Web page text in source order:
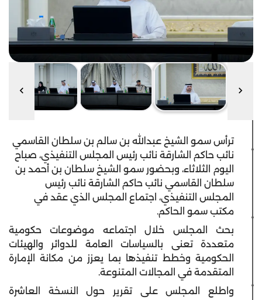
ترأس سمو الشيخ عبدالله بن سالم بن سلطان القاسمي
نائب حاكم الشارقة نائب رئيس المجلس التنفيذي، صباح
اليوم الثلاثاء، وبحضور سمو الشيخ سلطان بن أحمد بن
سلطان القاسمي نائب حاكم الشارقة نائب رئيس
المجلس التنفيذي، اجتماع المجلس الذي عقد في
مكتب سمو الحاكم.
بحث المجلس خلال اجتماعه موضوعات حكومية
متعددة تعنى بالسياسات العامة للدوائر والهيئات
الحكومية وخطط تنفيذها بما يعزز من مكانة الإمارة
المتقدمة في المجالات المتنوعة.
واطلع المجلس على تقرير حول النسخة العاشرة